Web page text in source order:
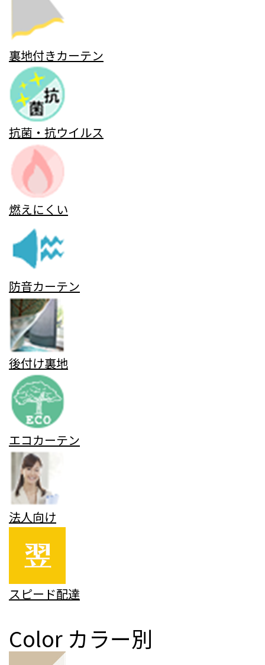
裏地付きカーテン
抗菌・抗ウイルス
燃えにくい
防音カーテン
後付け裏地
エコカーテン
法人向け
スピード配達
Color カラー別